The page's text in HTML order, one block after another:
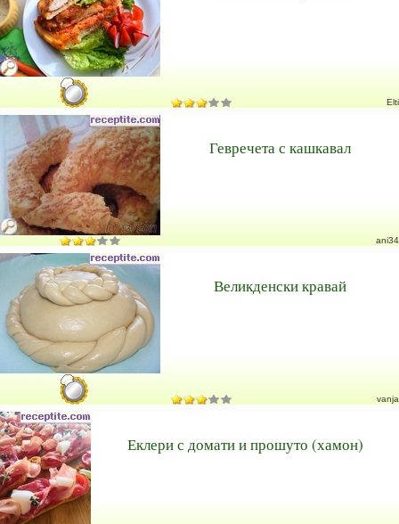
Elti
Гевречета с кашкавал
ani34
Великденски кравай
vanja
Еклери с домати и прошуто (хамон)